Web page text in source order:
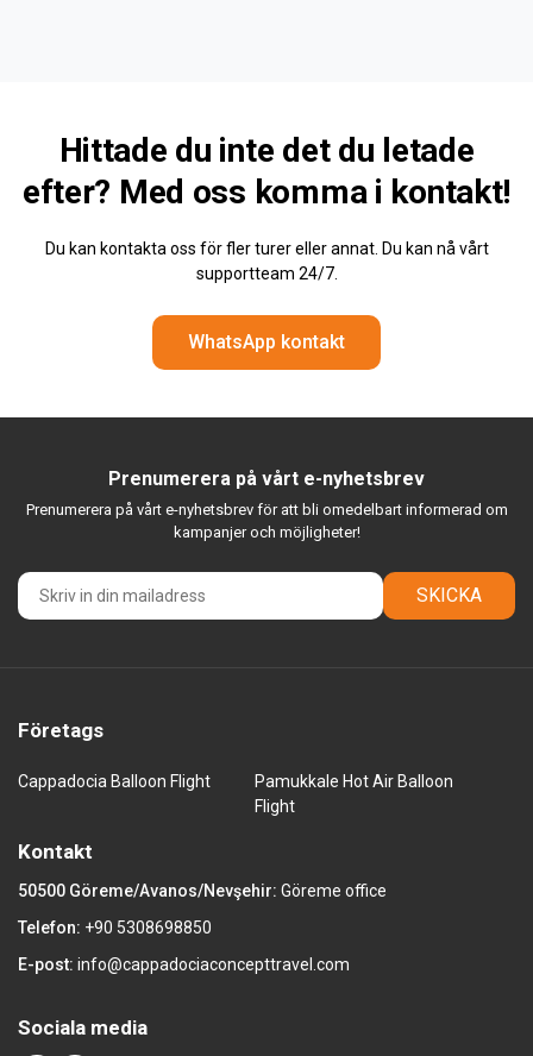
Hittade du inte det du letade
efter? Med oss komma i kontakt!
Du kan kontakta oss för fler turer eller annat. Du kan nå vårt
supportteam 24/7.
WhatsApp kontakt
Prenumerera på vårt e-nyhetsbrev
Prenumerera på vårt e-nyhetsbrev för att bli omedelbart informerad om
kampanjer och möjligheter!
SKICKA
Företags
Cappadocia Balloon Flight
Pamukkale Hot Air Balloon
Flight
Kontakt
50500 Göreme/Avanos/Nevşehir: Göreme office
Telefon: +90 5308698850
E-post: info@cappadociaconcepttravel.com
Sociala media